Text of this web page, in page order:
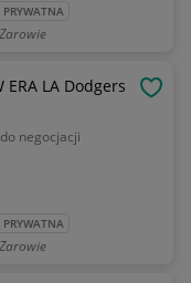
PRYWATNA
ERA LA Dodgers
do negocjacji
PRYWATNA